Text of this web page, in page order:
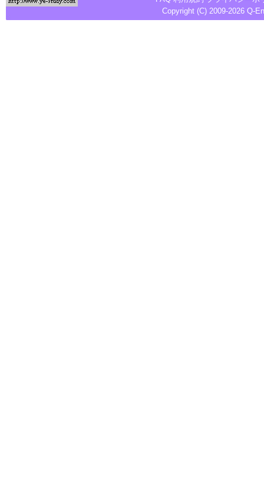
Copyright (C) 2009-2026 Q-